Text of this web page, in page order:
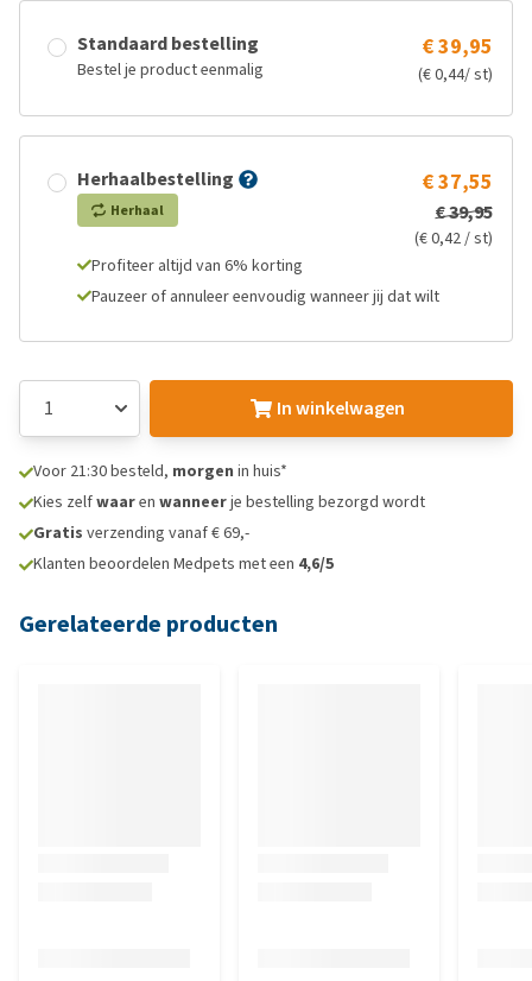
Standaard bestelling
Bestel je product eenmalig
€ 39,95
(€ 0,44/ st)
Herhaalbestelling
Herhaal
€ 37,55
€ 39,95
(€ 0,42 / st)
Profiteer altijd van 6% korting
Pauzeer of annuleer eenvoudig wanneer jij dat wilt
In winkelwagen
Voor 21:30 besteld, morgen in huis*
Kies zelfwaaren wanneerje bestelling bezorgd wordt
Gratis verzending vanaf € 69,-
Klanten beoordelen Medpets met een 4,6/5
Gerelateerde producten